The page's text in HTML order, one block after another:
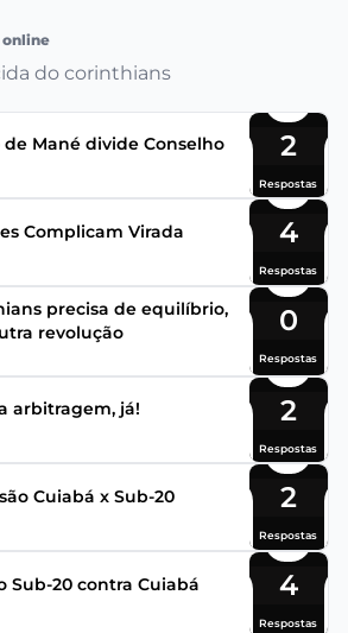
online
do corinthians
de Mané divide Conselho 2
Respostas
Complicam Virada 4
Respostas
precisa de equilíbrio,
revolução
0
Respostas
arbitragem, já! 2
Respostas
Cuiabá x Sub-20 2
Respostas
Sub-20 contra Cuiabá 4
Respostas